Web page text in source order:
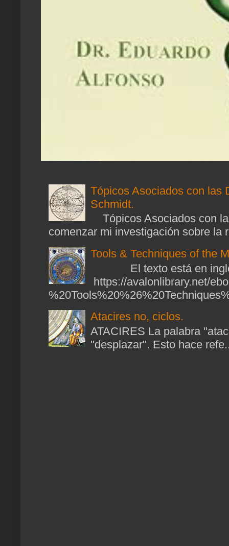
Tópicos Asociados con las
Schmidt.
Tópicos Asociados con
comenzar mi investigación sobre la
Tools & Techniques of the
El texto está en
https://avalonlibrary.net/
Atacires no, ciclos.
ATACIRES La palabra
"desplazar". Esto hace